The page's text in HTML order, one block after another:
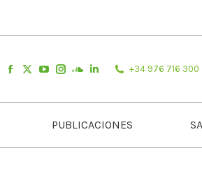
+34 976 716 300
PUBLICACIONES